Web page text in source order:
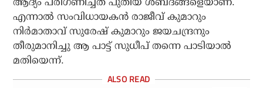
എന്നാല്‍ സംവിധായകന്‍ രാജീവ് കുമാറും
നിര്‍മാതാവ് സുരേഷ് കുമാറും ജയചന്ദ്രനും
തീരുമാനിച്ചു ആ പാട്ട് സുധീപ് തന്നെ പാടിയാല്‍
മതിയെന്ന്.